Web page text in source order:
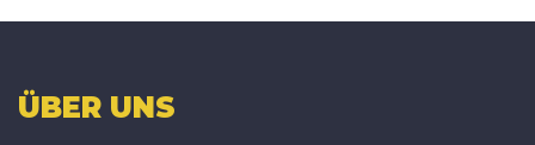
ÜBER UNS